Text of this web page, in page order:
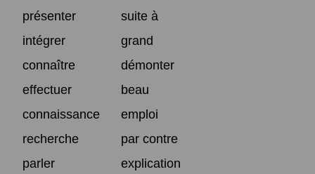
présenter
suite à
intégrer
grand
connaître
démonter
effectuer
beau
connaissance
emploi
recherche
par contre
parler
explication